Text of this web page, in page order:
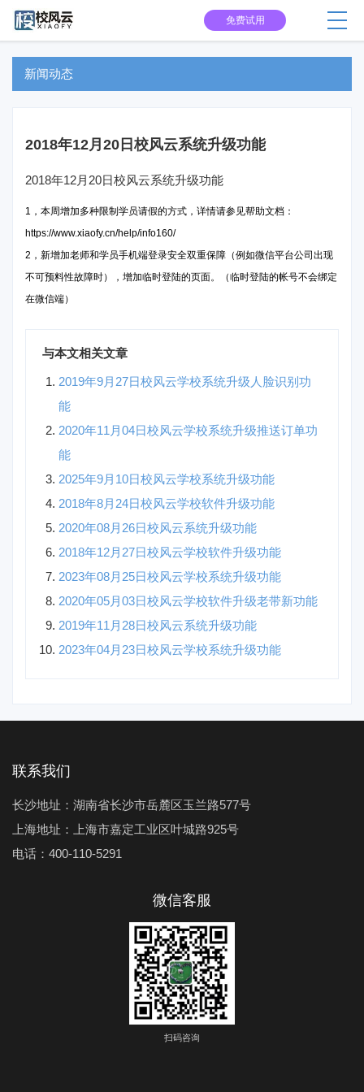
免费试用
新闻动态
2018年12月20日校风云系统升级功能
2018年12月20日校风云系统升级功能
1，本周增加多种限制学员请假的方式，详情请参见帮助文档：
https://www.xiaofy.cn/help/info160/
2，新增加老师和学员手机端登录安全双重保障（例如微信平台公司出现
不可预料性故障时），增加临时登陆的页面。（临时登陆的帐号不会绑定
在微信端）
与本文相关文章
2019年9月27日校风云学校系统升级人脸识别功
能
2020年11月04日校风云学校系统升级推送订单功
能
2025年9月10日校风云学校系统升级功能
2018年8月24日校风云学校软件升级功能
2020年08月26日校风云系统升级功能
2018年12月27日校风云学校软件升级功能
2023年08月25日校风云学校系统升级功能
2020年05月03日校风云学校软件升级老带新功能
2019年11月28日校风云系统升级功能
2023年04月23日校风云学校系统升级功能
联系我们
长沙地址：湖南省长沙市岳麓区玉兰路577号
上海地址：上海市嘉定工业区叶城路925号
电话：400-110-5291
微信客服
扫码咨询